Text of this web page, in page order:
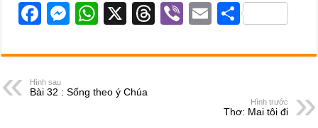
F
c
e
b
M
ss
e
n
W
at
A
X
T
e
Vi
er
E
ail
S
ar
Hình sau
Bài 32 : Sống theo ý Chúa
Hình trước
Thơ: Mai tôi đi